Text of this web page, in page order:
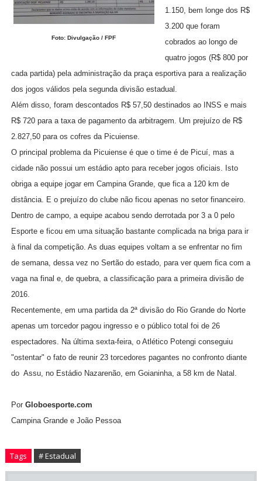
Foto: Divulgação / FPF
1.150, bem longe dos R$
3.200 que foram
cobrados ao longo de
quatro jogos (R$ 800 por
cada partida) pela administração da praça esportiva para a realização
dos jogos válidos pela segunda divisão estadual.
Além disso, foram descontados R$ 57,50 destinados ao INSS e mais
R$ 720 para a taxa de pagamento da arbitragem. Um prejuízo de R$
2.827,50 para os cofres da Picuiense.
O principal problema da Picuiense é que o time é de Picuí, mas a
cidade não possui um estádio apto para receber jogos oficiais. Isto
obriga a equipe jogar em Campina Grande, que fica a 120 km de
distância. E o prejuízo do clube não ficou apenas no setor financeiro.
Dentro de campo, a equipe acabou sendo derrotada por 3 a 0 pelo
Esporte e ficou em uma situação bastante complicada na briga para ir
à final da competição. As duas equipes voltam a se enfrentar no fim
de semana, dessa vez no Sertão do estado, para ver quem fica com a
vaga na final e, de quebra, a classificação para a primeira divisão de
2016.
Recentemente, em uma partida da 2ª divisão do Rio Grande do Norte
apenas um torcedor pagou ingresso e o público total foi de 26
espectadores. Na última sexta-feira, o Atlético Potengi conseguiu
"ostentar" o fato de reunir 23 torcedores pagantes no confronto diante
do Assu, no Estádio Nazarenão, em Goianinha, a 58 km de Natal.
PorGloboesporte.com
Campina Grande e João Pessoa
Tags # Estadual